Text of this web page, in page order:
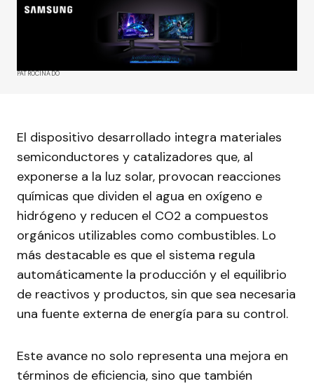
PATROCINADO
El dispositivo desarrollado integra materiales
semiconductores y catalizadores que, al
exponerse a la luz solar, provocan reacciones
químicas que dividen el agua en oxígeno e
hidrógeno y reducen el CO2 a compuestos
orgánicos utilizables como combustibles. Lo
más destacable es que el sistema regula
automáticamente la producción y el equilibrio
de reactivos y productos, sin que sea necesaria
una fuente externa de energía para su control.
Este avance no solo representa una mejora en
términos de eficiencia, sino que también